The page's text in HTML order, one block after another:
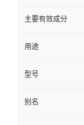
主要有效成分
用途
型号
别名